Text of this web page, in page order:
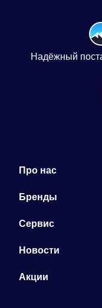
Надёжный
Про нас
Бренды
Сервис
Новости
Акции